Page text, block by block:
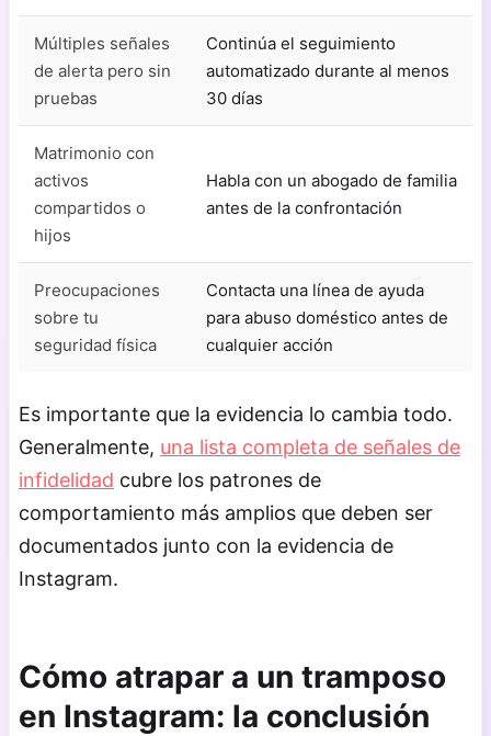
Múltiples señales
de alerta pero sin
pruebas
Continúa el seguimiento
automatizado durante al menos
30 días
Matrimonio con
activos
compartidos o
hijos
Habla con un abogado de familia
antes de la confrontación
Preocupaciones
sobre tu
seguridad física
Contacta una línea de ayuda
para abuso doméstico antes de
cualquier acción
Es importante que la evidencia lo cambia todo.
Generalmente, una lista completa de señales de
infidelidad cubre los patrones de
comportamiento más amplios que deben ser
documentados junto con la evidencia de
Instagram.
Cómo atrapar a un tramposo
en Instagram: la conclusión